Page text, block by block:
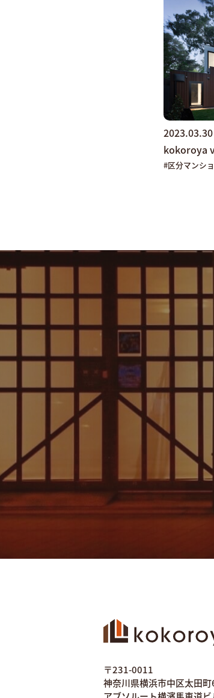
2023.03.30
kokoroya
#区分マンシ
〒231-0011
神奈川県横浜市中区太田